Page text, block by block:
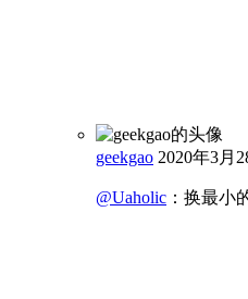
geekgao 2020年3月
@Uaholic ： 换最小